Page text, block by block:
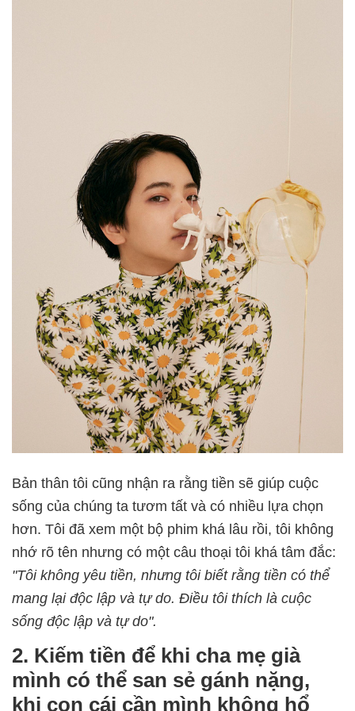
Bản thân tôi cũng nhận ra rằng tiền sẽ giúp cuộc
sống của chúng ta tươm tất và có nhiều lựa chọn
hơn. Tôi đã xem một bộ phim khá lâu rồi, tôi không
nhớ rõ tên nhưng có một câu thoại tôi khá tâm đắc:
"Tôi không yêu tiền, nhưng tôi biết rằng tiền có thể
mang lại độc lập và tự do. Điều tôi thích là cuộc
sống độc lập và tự do".
2. Kiếm tiền để khi cha mẹ già
mình có thể san sẻ gánh nặng,
khi con cái cần mình không hổ